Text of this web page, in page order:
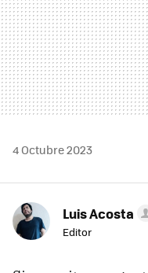
4 Octubre 2023
Luis Acosta
Editor